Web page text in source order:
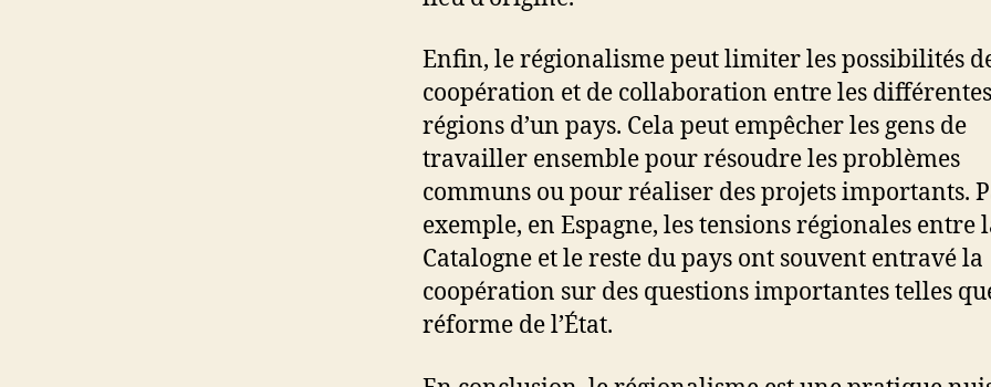
Enfin, le régionalisme peut limiter les possibilités
coopération et de collaboration entre les différentes
régions d’un pays. Cela peut empêcher les gens de
travailler ensemble pour résoudre les problèmes
communs ou pour réaliser des projets importants.
exemple, en Espagne, les tensions régionales entre
Catalogne et le reste du pays ont souvent entravé la
coopération sur des questions importantes telles
réforme de l’État.